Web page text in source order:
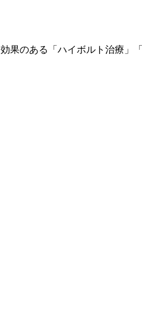
のある「ハイボルト治療